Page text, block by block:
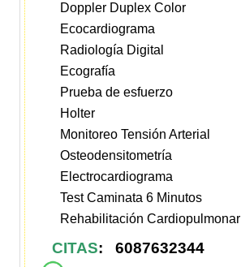
Doppler Duplex Color
Ecocardiograma
Radiología Digital
Ecografía
Prueba de esfuerzo
Holter
Monitoreo Tensión Arterial
Osteodensitometría
Electrocardiograma
Test Caminata 6 Minutos
Rehabilitación Cardiopulmonar
CITAS: 6087632344